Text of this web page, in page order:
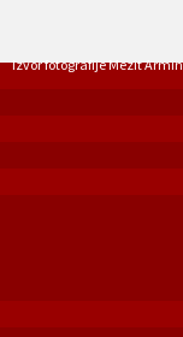
Izvor fotografije Mezit Armin